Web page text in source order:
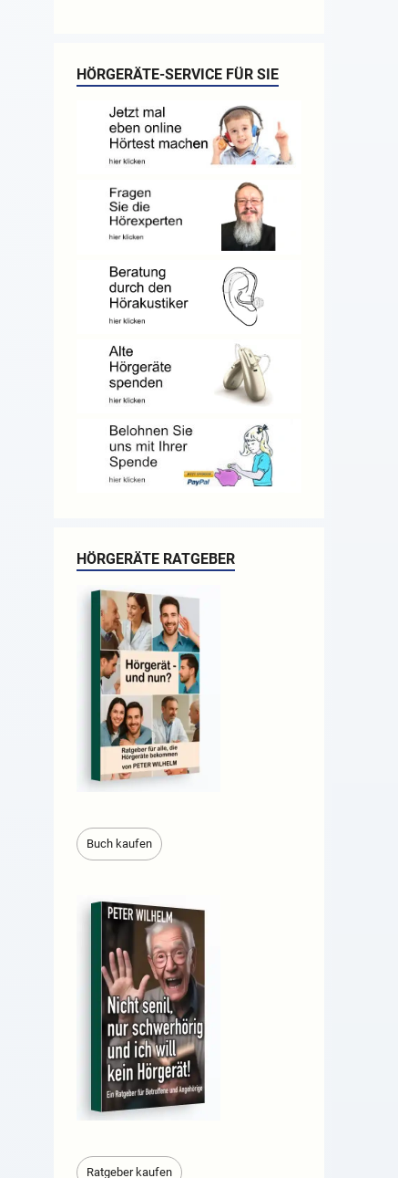
HÖRGERÄTE-SERVICE FÜR SIE
HÖRGERÄTE RATGEBER
Buch kaufen
Ratgeber kaufen